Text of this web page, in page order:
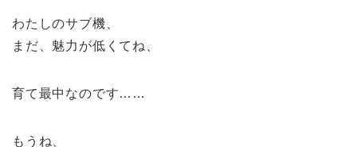
わたしのサブ機、
まだ、魅力が低くてね、
育て最中なのです……
もうね、